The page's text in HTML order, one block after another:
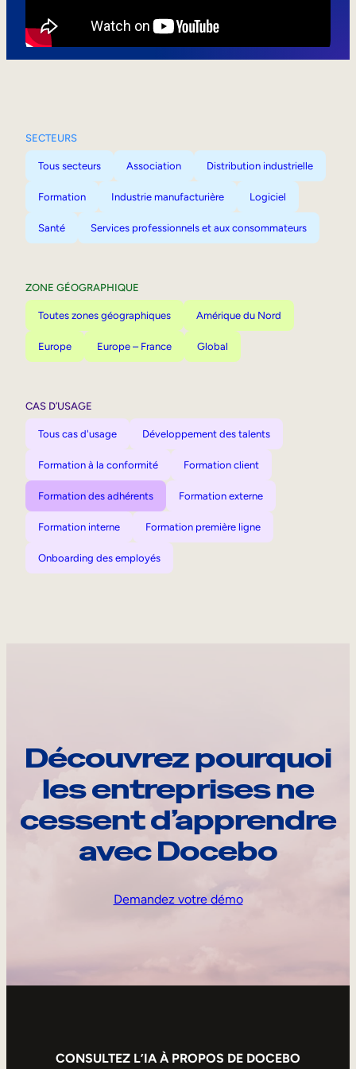
SECTEURS
Tous secteurs Association Distribution industrielle
Formation Industrie manufacturière Logiciel
Santé Services professionnels et aux consommateurs
ZONE GÉOGRAPHIQUE
Toutes zones géographiques Amérique du Nord
Europe Europe – France Global
CAS D’USAGE
Tous cas d'usage Développement des talents
Formation à la conformité Formation client
Formation des adhérents Formation externe
Formation interne Formation première ligne
Onboarding des employés
Découvrez pourquoi
les entreprises ne
cessent d’apprendre
avec Docebo
Demandez votre démo
CONSULTEZ L’IA À PROPOS DE DOCEBO